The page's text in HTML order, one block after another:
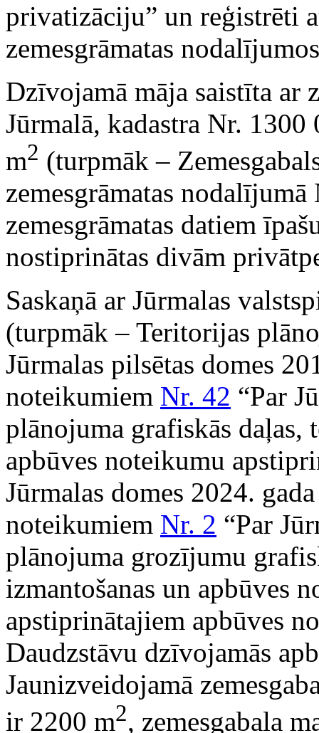
privatizāciju” un reģistrēti
zemesgrāmatas
Dzīvojamā māja saistīta ar
Jūrmalā, kadastra Nr.
m2 (turpmāk –
zemesgrāmatas nodalījumā
zemesgrāmatas datiem
nostiprinātas divām
Saskaņā ar Jūrmalas
(turpmāk – Teritorijas
Jūrmalas pilsētas domes
noteikumiem Nr. 42 “Par
plānojuma grafiskās daļas,
apbūves noteikumu
Jūrmalas domes 2024.
noteikumiem Nr. 2 “Par
plānojuma grozījumu
izmantošanas un apbūves
apstiprinātajiem apbūves
Daudzstāvu dzīvojamās
Jaunizveidojamā
ir 2200 m2, zemesgabala